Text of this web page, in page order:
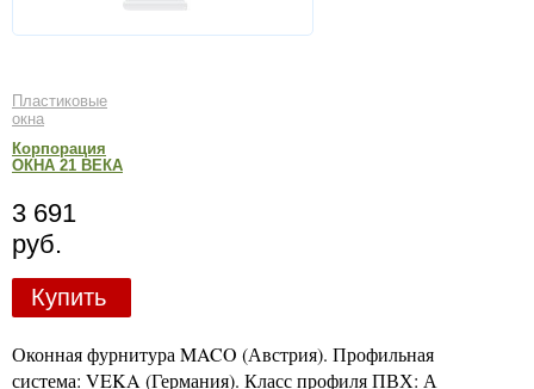
Пластиковые
окна
Корпорация
ОКНА 21 ВЕКА
3 691
руб.
Купить
Оконная фурнитура MACO (Австрия). Профильная
система: VEKA (Германия). Класс профиля ПВХ: А